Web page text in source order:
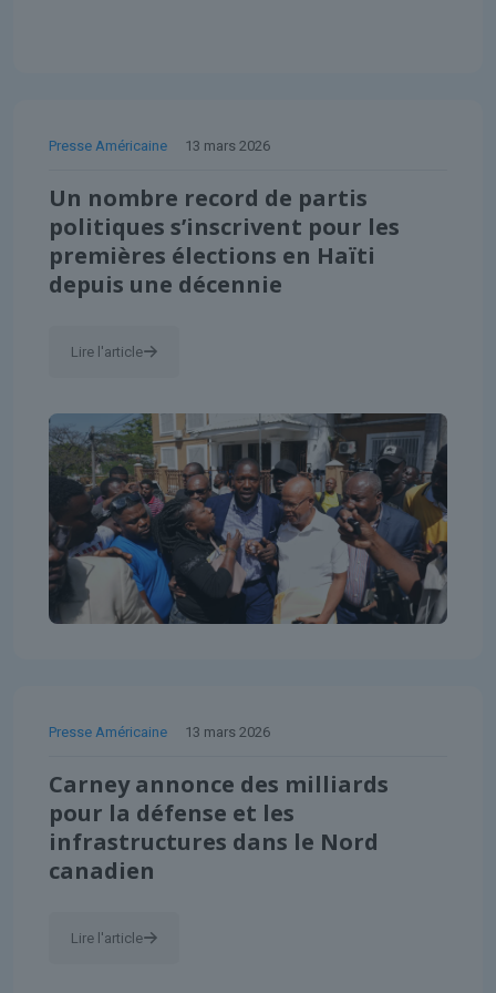
Presse Américaine 13 mars 2026
Un nombre record de partis
politiques s’inscrivent pour les
premières élections en Haïti
depuis une décennie
Lire l'article
Presse Américaine 13 mars 2026
Carney annonce des milliards
pour la défense et les
infrastructures dans le Nord
canadien
Lire l'article